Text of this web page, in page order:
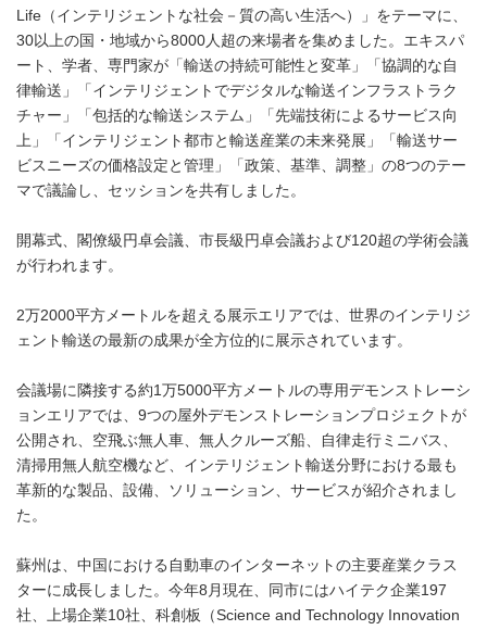
Life（インテリジェントな社会－質の高い生活へ）」をテーマに、
30以上の国・地域から8000人超の来場者を集めました。エキスパ
ート、学者、専門家が「輸送の持続可能性と変革」「協調的な自
律輸送」「インテリジェントでデジタルな輸送インフラストラク
チャー」「包括的な輸送システム」「先端技術によるサービス向
上」「インテリジェント都市と輸送産業の未来発展」「輸送サー
ビスニーズの価格設定と管理」「政策、基準、調整」の8つのテー
マで議論し、セッションを共有しました。
開幕式、閣僚級円卓会議、市長級円卓会議および120超の学術会議
が行われます。
2万2000平方メートルを超える展示エリアでは、世界のインテリジ
ェント輸送の最新の成果が全方位的に展示されています。
会議場に隣接する約1万5000平方メートルの専用デモンストレーシ
ョンエリアでは、9つの屋外デモンストレーションプロジェクトが
公開され、空飛ぶ無人車、無人クルーズ船、自律走行ミニバス、
清掃用無人航空機など、インテリジェント輸送分野における最も
革新的な製品、設備、ソリューション、サービスが紹介されまし
た。
蘇州は、中国における自動車のインターネットの主要産業クラス
ターに成長しました。今年8月現在、同市にはハイテク企業197
社、上場企業10社、科創板（Science and Technology Innovation